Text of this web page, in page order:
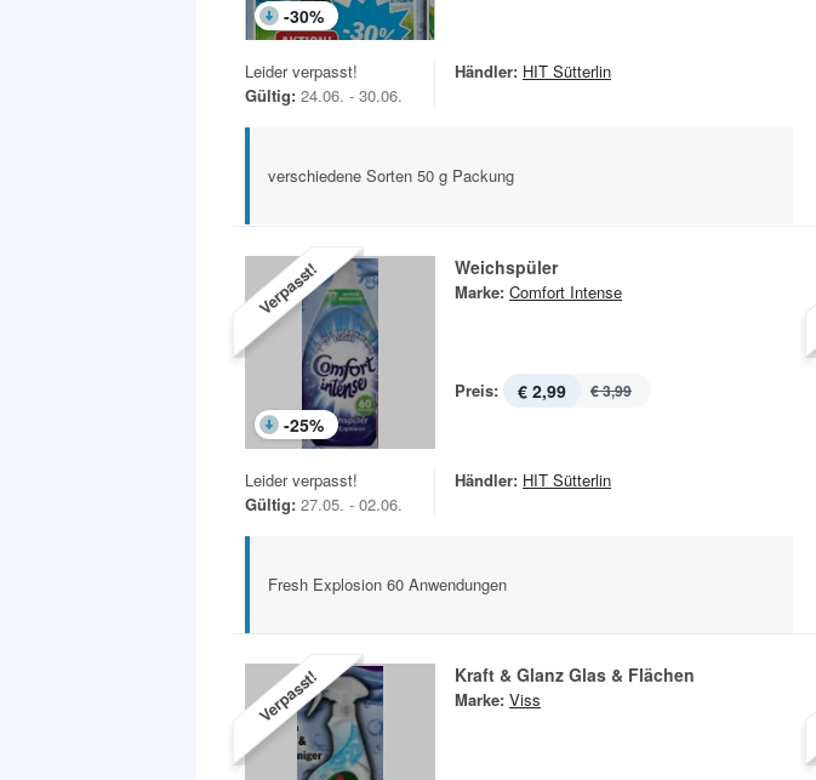
-30%
Leider verpasst!
Gültig: 24.06. - 30.06.
Händler: HIT Sütterlin
verschiedene Sorten 50 g Packung
Verpasst!
-25%
Weichspüler
Marke: Comfort Intense
Preis: € 2,99 € 3,99
Leider verpasst!
Gültig: 27.05. - 02.06.
Händler: HIT Sütterlin
Fresh Explosion 60 Anwendungen
Verpasst! Kraft & Glanz Glas & Flächen
Marke: Viss